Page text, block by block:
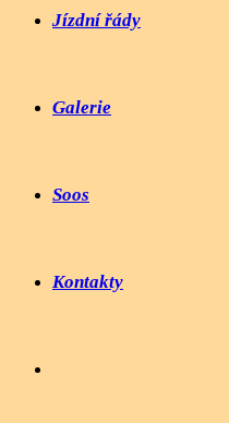
Jízdní řády
Galerie
Soos
Kontakty